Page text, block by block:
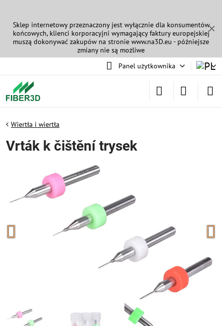
✕
Sklep internetowy przeznaczony jest wyłącznie dla konsumentów
końcowych, klienci korporacyjni wymagający faktury europejskiej
muszą dokonywać zakupów na stronie www.na3D.eu - późniejsze
zmiany nie są możliwe
Panel użytkownika
Wiertła i wiertła
Vrták k čištění trysek